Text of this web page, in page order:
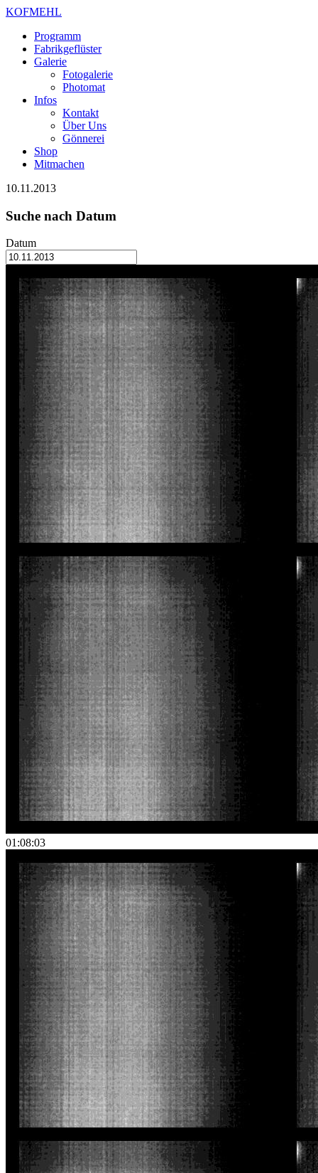
KOFMEHL
Programm
Fabrikgeflüster
Galerie
Fotogalerie
Photomat
Infos
Kontakt
Über Uns
Gönnerei
Shop
Mitmachen
10.11.2013
Suche nach Datum
Datum
01:08:03